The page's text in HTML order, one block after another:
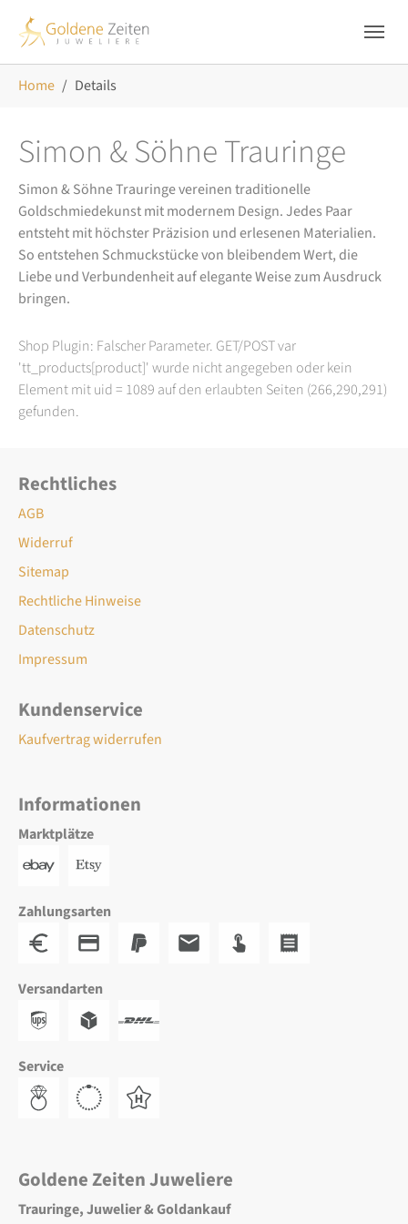
Home Details
Simon & Söhne Trauringe
Simon & Söhne Trauringe vereinen traditionelle
Goldschmiedekunst mit modernem Design. Jedes Paar
entsteht mit höchster Präzision und erlesenen Materialien.
So entstehen Schmuckstücke von bleibendem Wert, die
Liebe und Verbundenheit auf elegante Weise zum Ausdruck
bringen.
Shop Plugin: Falscher Parameter. GET/POST var
'tt_products[product]' wurde nicht angegeben oder kein
Element mit uid = 1089 auf den erlaubten Seiten (266,290,291)
gefunden.
Rechtliches
AGB
Widerruf
Sitemap
Rechtliche Hinweise
Datenschutz
Impressum
Kundenservice
Kaufvertrag widerrufen
Informationen
Marktplätze
Zahlungsarten
Versandarten
Service
Goldene Zeiten Juweliere
Trauringe, Juwelier & Goldankauf